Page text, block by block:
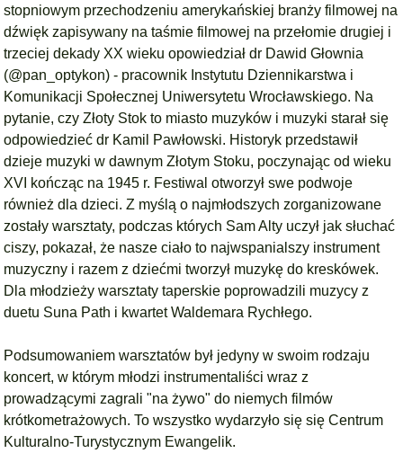
stopniowym przechodzeniu amerykańskiej branży filmowej na
dźwięk zapisywany na taśmie filmowej na przełomie drugiej i
trzeciej dekady XX wieku opowiedział dr Dawid Głownia
(@pan_optykon) - pracownik Instytutu Dziennikarstwa i
Komunikacji Społecznej Uniwersytetu Wrocławskiego. Na
pytanie, czy Złoty Stok to miasto muzyków i muzyki starał się
odpowiedzieć dr Kamil Pawłowski. Historyk przedstawił
dzieje muzyki w dawnym Złotym Stoku, poczynając od wieku
XVI kończąc na 1945 r. Festiwal otworzył swe podwoje
również dla dzieci. Z myślą o najmłodszych zorganizowane
zostały warsztaty, podczas których Sam Alty uczył jak słuchać
ciszy, pokazał, że nasze ciało to najwspanialszy instrument
muzyczny i razem z dziećmi tworzył muzykę do kreskówek.
Dla młodzieży warsztaty taperskie poprowadzili muzycy z
duetu Suna Path i kwartet Waldemara Rychłego.
Podsumowaniem warsztatów był jedyny w swoim rodzaju
koncert, w którym młodzi instrumentaliści wraz z
prowadzącymi zagrali "na żywo" do niemych filmów
krótkometrażowych. To wszystko wydarzyło się się Centrum
Kulturalno-Turystycznym Ewangelik.